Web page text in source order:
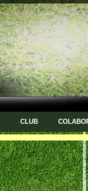
CLUB